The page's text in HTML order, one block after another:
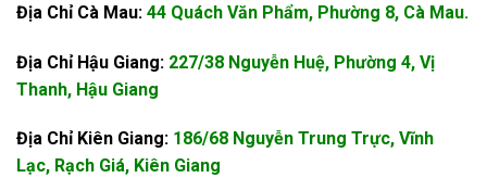
Địa Chỉ Cà Mau: 44 Quách Văn Phẩm, Phường 8, Cà Mau.
Địa Chỉ Hậu Giang: 227/38 Nguyễn Huệ, Phường 4, Vị
Thanh, Hậu Giang
Địa Chỉ Kiên Giang: 186/68 Nguyễn Trung Trực, Vĩnh
Lạc, Rạch Giá, Kiên Giang